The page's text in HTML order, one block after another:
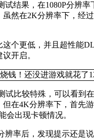
试结果，在1080P分辨
然在2K分辨率下，经过
个更低，并且超性能
开启。
试比较特殊，可以看到
但在4K分辨率下，首先
会出现卡顿情况。
辨率后，发现提示还是